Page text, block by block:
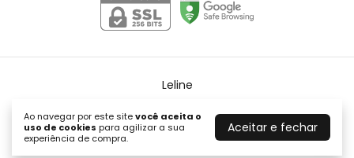
Ao navegar por este sitevocê aceita o
uso de cookies para agilizar a sua
experiência de compra.
Aceitar e fechar
Leline